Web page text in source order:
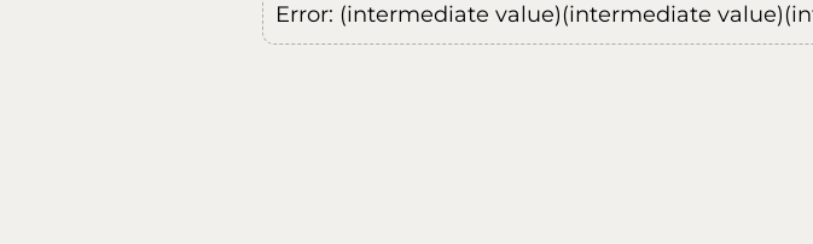
Error: (intermediate value)(intermediate